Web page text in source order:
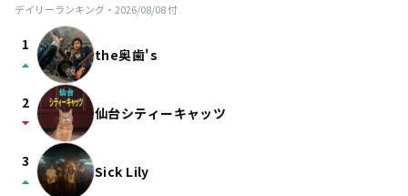
デイリーランキング・ 2026/08/08付
1
arrow_drop_up the奥歯's
2
arrow_drop_down 仙台シティーキャッツ
3
arrow_drop_up Sick Lily